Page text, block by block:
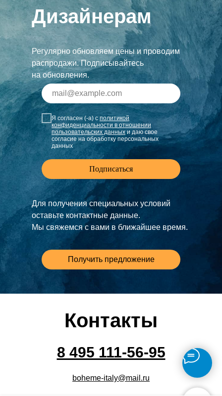
Дизайнерам
Регулярно обновляем цены и проводим
распродажи. Подписывайтесь
на обновления.
Я согласен (-а) с политикой
конфиденциальности в отношении
пользовательских данныхи даю свое
согласие на обработку персональных
данных
Подписаться
Для получения специальных условий
оставьте контактные данные.
Мы свяжемся с вами в ближайшее время.
Получить предложение
Контакты
8 495 111-56-95
boheme-italy@mail.ru